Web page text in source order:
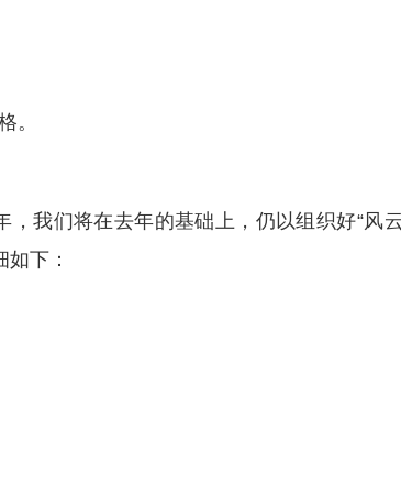
。
我们将在去年的基础上，仍以组织好“风
下：